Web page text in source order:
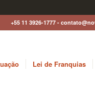
+55 11 3926-1777 -
Lei de Franquias